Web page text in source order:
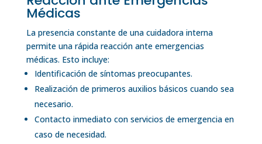
Médicas
La presencia constante de una cuidadora interna
permite una rápida reacción ante emergencias
médicas. Esto incluye:
Identificación de síntomas preocupantes.
Realización de primeros auxilios básicos cuando sea
necesario.
Contacto inmediato con servicios de emergencia en
caso de necesidad.